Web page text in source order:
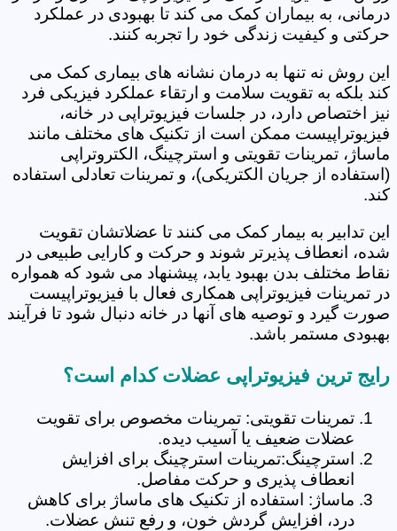
درمانی، به بیماران کمک می کند تا بهبودی در عملکرد
حرکتی و کیفیت زندگی خود را تجربه کنند.
این روش نه تنها به درمان نشانه های بیماری کمک می
کند بلکه به تقویت سلامت و ارتقاء عملکرد فیزیکی فرد
نیز اختصاص دارد، در جلسات فیزیوتراپی در خانه،
فیزیوتراپیست ممکن است از تکنیک های مختلف مانند
ماساژ، تمرینات تقویتی و استرچینگ، الکتروتراپی
(استفاده از جریان الکتریکی)، و تمرینات تعادلی استفاده
کند.
این تدابیر به بیمار کمک می کنند تا عضلاتشان تقویت
شده، انعطاف پذیرتر شوند و حرکت و کارایی طبیعی در
نقاط مختلف بدن بهبود یابد، پیشنهاد می شود که همواره
در تمرینات فیزیوتراپی همکاری فعال با فیزیوتراپیست
صورت گیرد و توصیه های آنها در خانه دنبال شود تا فرآیند
بهبودی مستمر باشد.
رایج ترین فیزیوتراپی عضلات کدام است؟
تمرینات تقویتی: تمرینات مخصوص برای تقویت
عضلات ضعیف یا آسیب دیده.
استرچینگ:تمرینات استرچینگ برای افزایش
انعطاف پذیری و حرکت مفاصل.
ماساژ: استفاده از تکنیک های ماساژ برای کاهش
درد، افزایش گردش خون، و رفع تنش عضلات.